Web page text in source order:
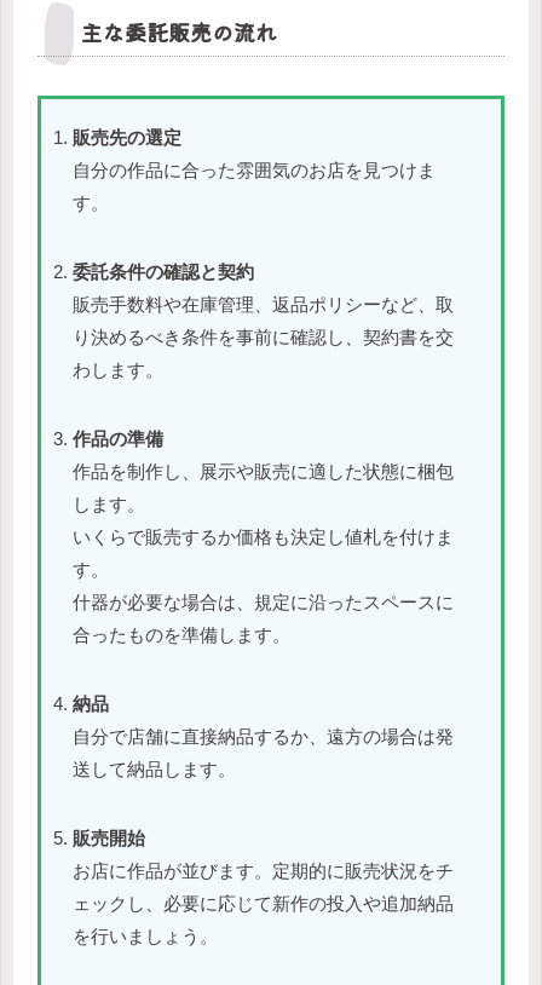
主な委託販売の流れ
販売先の選定
自分の作品に合った雰囲気のお店を見つけま
す。
委託条件の確認と契約
販売手数料や在庫管理、返品ポリシーなど、取
り決めるべき条件を事前に確認し、契約書を交
わします。
作品の準備
作品を制作し、展示や販売に適した状態に梱包
します。
いくらで販売するか価格も決定し値札を付けま
す。
什器が必要な場合は、規定に沿ったスペースに
合ったものを準備します。
納品
自分で店舗に直接納品するか、遠方の場合は発
送して納品します。
販売開始
お店に作品が並びます。定期的に販売状況をチ
ェックし、必要に応じて新作の投入や追加納品
を行いましょう。